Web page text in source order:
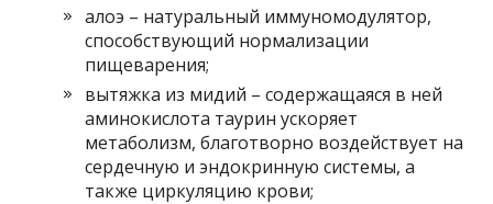
алоэ – натуральный иммуномодулятор,
способствующий нормализации
пищеварения;
вытяжка из мидий – содержащаяся в ней
аминокислота таурин ускоряет
метаболизм, благотворно воздействует на
сердечную и эндокринную системы, а
также циркуляцию крови;